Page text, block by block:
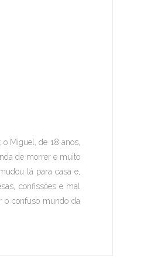
Miguel, de 18 anos,
de morrer e muito
lá para casa e,
confissões e mal
o confuso mundo da